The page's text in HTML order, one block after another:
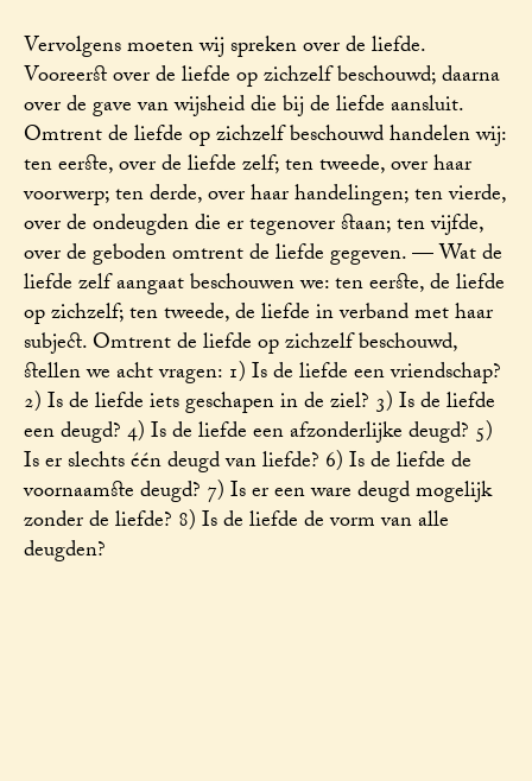
Vervolgens moeten wij spreken over de liefde.
Vooreerst over de liefde op zichzelf beschouwd; daarna
over de gave van wijsheid die bij de liefde aansluit.
Omtrent de liefde op zichzelf beschouwd handelen wij:
ten eerste, over de liefde zelf; ten tweede, over haar
voorwerp; ten derde, over haar handelingen; ten vierde,
over de ondeugden die er tegenover staan; ten vijfde,
over de geboden omtrent de liefde gegeven. — Wat de
liefde zelf aangaat beschouwen we: ten eerste, de liefde
op zichzelf; ten tweede, de liefde in verband met haar
subject. Omtrent de liefde op zichzelf beschouwd,
stellen we acht vragen: 1) Is de liefde een vriendschap?
2) Is de liefde iets geschapen in de ziel? 3) Is de liefde
een deugd? 4) Is de liefde een afzonderlijke deugd? 5)
Is er slechts één deugd van liefde? 6) Is de liefde de
voornaamste deugd? 7) Is er een ware deugd mogelijk
zonder de liefde? 8) Is de liefde de vorm van alle
deugden?